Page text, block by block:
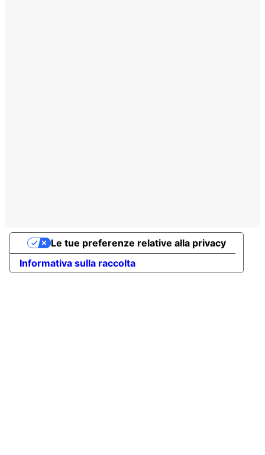
Informativa sulla raccolta
Le tue preferenze relative alla privacy